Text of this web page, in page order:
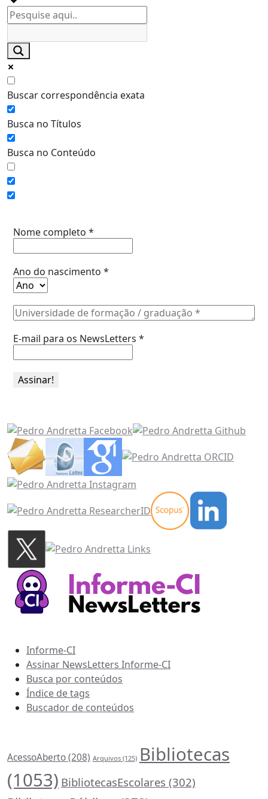
Buscar correspondência exata
Busca no Títulos
Busca no Conteúdo
Nome completo *
Ano do nascimento *
E-mail para os NewsLetters *
Informe-CI
Assinar NewsLetters Informe-CI
Busca por conteúdos
Índice de tags
Buscador de conteúdos
AcessoAberto(208) Arquivos (125) Bibliotecas
(1053) BibliotecasEscolares (302)